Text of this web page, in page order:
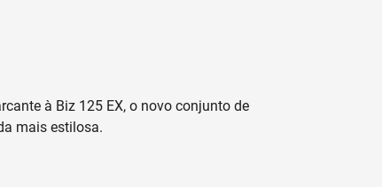
à Biz 125 EX, o novo conjunto de
mais estilosa.